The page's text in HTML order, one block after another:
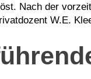
Nach der
W.E.